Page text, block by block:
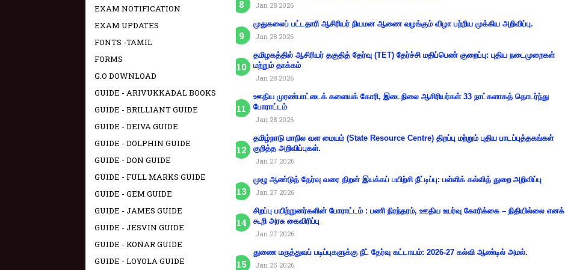
Jan 28 2026
முதுகலைப் பட்டதாரி ஆசிரியர் நியமன ஆணை வழங்கும் விழா பற்றிய முக்கிய அறிவிப்பு.
Jan 28 2026
தமிழகத்தில் ஆசிரியர் தகுதித் தேர்வு (TET) தேர்ச்சி மதிப்பெண் குறைப்பு: புதிய நடைமுறைகள்
மற்றும் தாக்கம்
Jan 28 2026
ஊதிய முரண்பாட்டைக் களையக் கோரி, இடைநிலை ஆசிரியர்கள் 33 நாட்களாகத் தொடர்ந்து
போராட்டம்
Jan 28 2026
தமிழ்நாடு மாநில வள மையம் (State Resource Centre) திறப்பு மற்றும் புதிய பாடப்புத்தகங்கள்
குறித்த அறிவிப்புகள்.
Jan 27 2026
முழு ஆண்டுத் தேர்வு வரை திறன் இயக்கப் பயிற்சி நீட்டிப்பு: பள்ளிக் கல்வித் துறை அறிவிப்பு
Jan 27 2026
சிறப்பு பயிற்றுனர்களின் போராட்டம் : பணி நிரந்தரம், ஊதிய உயர்வு கோரிக்கை – நிதியில்லை எனக்
கூறி அரசு கைவிரிப்பு
Jan 27 2026
துணை மருத்துவப் படிப்புகளுக்கு நீட் தேர்வு கட்டாயம்: 2026-27 கல்வி ஆண்டில் அமல்.
Jan 25 2026
EXAM NOTIFICATION
EXAM UPDATES
FONTS -TAMIL
FORMS
G.O DOWNLOAD
GUIDE - ARIVUKKADAL BOOKS
GUIDE - BRILLIANT GUIDE
GUIDE - DEIVA GUIDE
GUIDE - DOLPHIN GUIDE
GUIDE - DON GUIDE
GUIDE - FULL MARKS GUIDE
GUIDE - GEM GUIDE
GUIDE - JAMES GUIDE
GUIDE - JESVIN GUIDE
GUIDE - KONAR GUIDE
GUIDE - LOYOLA GUIDE